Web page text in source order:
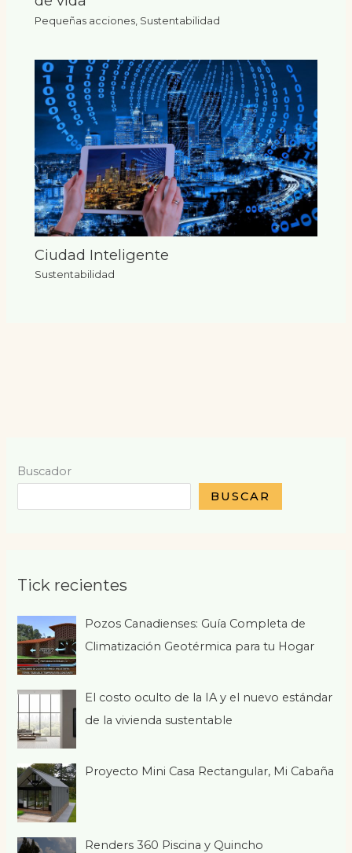
Pequeñas acciones Sustentabilidad
Ciudad Inteligente
Sustentabilidad
Buscador
BUSCAR
Tick recientes
Pozos Canadienses: Guía Completa de
Climatización Geotérmica para tu Hogar
El costo oculto de la IA y el nuevo estándar
de la vivienda sustentable
Proyecto Mini Casa Rectangular, Mi Cabaña
Renders 360 Piscina y Quincho